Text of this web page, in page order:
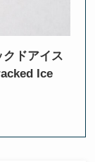
ドアイス
Ice